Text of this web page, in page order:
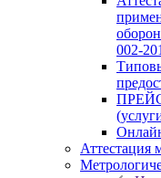
002-
Аттестация